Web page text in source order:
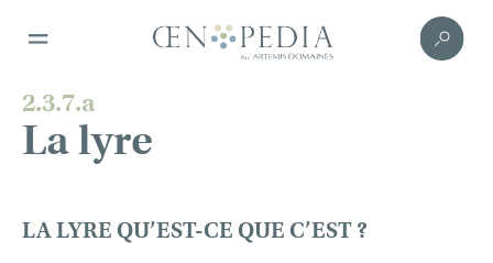
2.3.7.a
La lyre
LA LYRE QU’EST-CE QUE C’EST ?